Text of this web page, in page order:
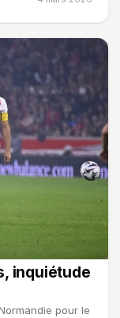
inquiétude
pour le